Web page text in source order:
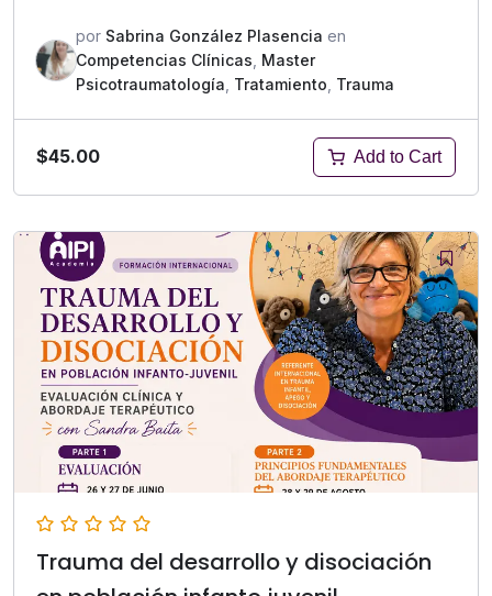
por Sabrina González Plasencia en
Competencias Clínicas Master
Psicotraumatología Tratamiento Trauma
$45.00 Add to Cart
Trauma del desarrollo y disociación